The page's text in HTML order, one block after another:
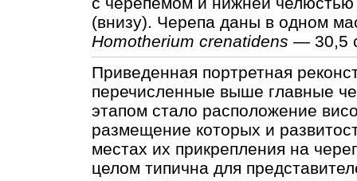
(внизу). Черепа даны в одном
Homotherium crenatidens — 30,5
Приведенная портретная
перечисленные выше главные
этапом стало расположение
размещение которых и
местах их прикрепления на
целом типична для